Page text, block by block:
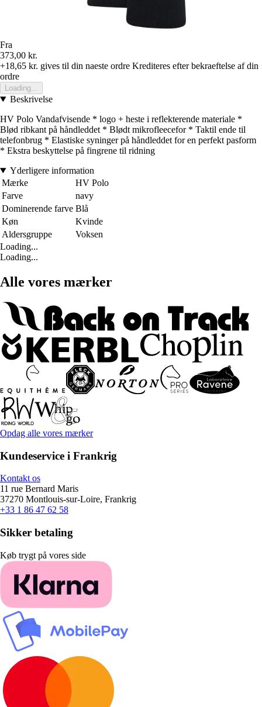
Fra
373,00 kr.
+18,65 kr. gives til din naeste ordre Krediteres efter bekraeftelse af din
ordre
Loading...
Beskrivelse
HV Polo Vandafvisende * logo + heste i reflekterende materiale *
Blød ribkant på håndleddet * Blødt mikrofleecefor * Taktil ende til
telefonbrug * Elastiske syninger på håndleddet for en perfekt pasform
* Ekstra beskyttelse på fingrene til ridning
Yderligere information
Mærke
HV Polo
Farve
navy
Dominerende farve Blå
Køn
Kvinde
Aldersgruppe
Voksen
Loading...
Loading...
Alle vores mærker
Opdag alle vores mærker
Kundeservice i Frankrig
Kontakt os
11 rue Bernard Maris
37270 Montlouis-sur-Loire, Frankrig
+33 1 86 47 62 58
Sikker betaling
Køb trygt på vores side